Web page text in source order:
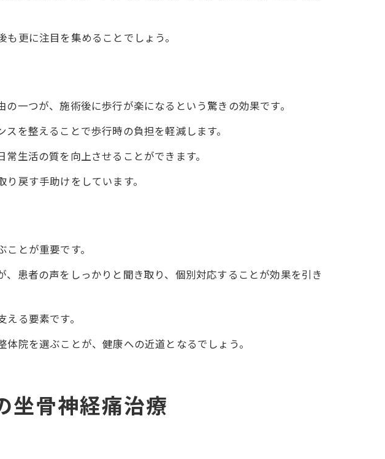
たな生活の可能性
ディの特徴
坐骨神経痛治療
新たな健康生活
更に注目を集めることでしょう。
一つが、施術後に歩行が楽になるという驚きの効果です。
を整えることで歩行時の負担を軽減します。
生活の質を向上させることができます。
戻す手助けをしています。
とが重要です。
患者の声をしっかりと聞き取り、個別対応することが効果を引き
る要素です。
院を選ぶことが、健康への近道となるでしょう。
坐骨神経痛治療